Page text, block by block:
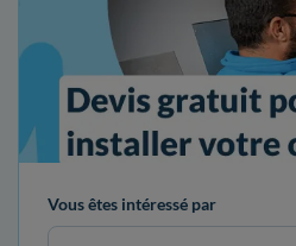
Vous êtes intéressé par